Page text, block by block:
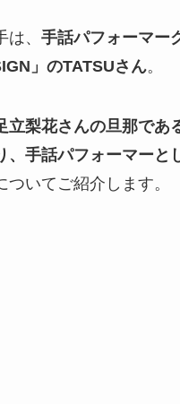
、 手話パフォーマー
」のTATSUさん。
立梨花さんの旦那であ
、手話パフォーマーと
ついてご紹介します。